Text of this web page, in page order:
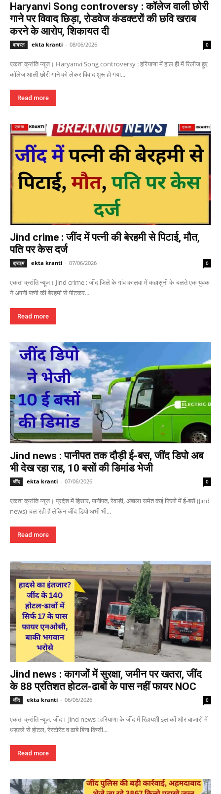
Haryanvi Song controversy : कॉलेज वाली छोरी
गाने पर विवाद छिड़ा, रोडवेज कंडक्टरों की छवि खराब
करने के आरोप, शिकायत दी
वायरल ekta kranti - 08/06/2026 0
एकता क्रांति न्यूज। Haryanvi Song controversy : हरियाणा में हाल ही में रिलीज हुए
कॉलेज आली छोरी गाने को लेकर विवाद शुरू हो गया...
Read more
Jind crime : जींद में पत्नी की बेरहमी से पिटाई, मौत,
पति पर केस दर्ज
क्राइम ekta kranti - 07/06/2026 0
एकता क्रांति न्यूज। Jind crime : जींद जिले के गांव कालवा में कहासुनी के चलते एक युवक
ने अपनी पत्नी की बेरहमी से पीटकर...
Read more
Jind news : पानीपत तक दौड़ी ई-बस, जींद डिपो अब
भी देख रहा राह, 10 बसों की डिमांड भेजी
जींद ekta kranti - 07/06/2026 0
एकता क्रांति न्यूज। प्रदेश में हिसार, पानीपत, रेवाड़ी, अंबाला समेत कई जिलों में ई-बसें (Jind
news) चल रही हैं लेकिन जींद डिपो अभी भी...
Read more
Jind news : कागजों में सुरक्षा, जमीन पर खतरा, जींद
के 88 प्रतिशत होटल-ढाबों के पास नहीं फायर NOC
जींद ekta kranti - 06/06/2026 0
एकता क्रांति न्यूज, जींद। Jind news : हरियाणा के जींद में रिहायशी इलाकों और बाजारों में
धड़ल्ले से होटल, रेस्टोरेंट व ढाबे बिना किसी...
Read more